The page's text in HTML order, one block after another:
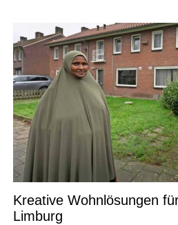
Kreative Wohnlösungen
Limburg